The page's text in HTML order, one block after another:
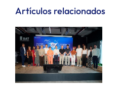
Artículos relacionados